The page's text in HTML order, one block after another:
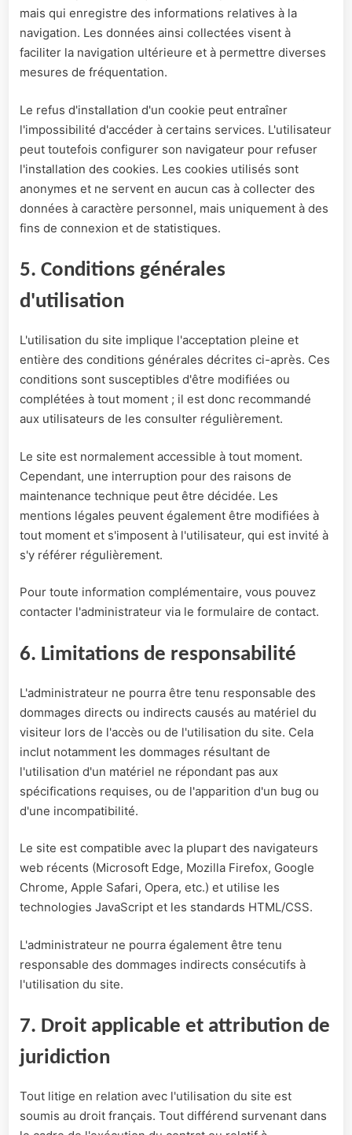
mais qui enregistre des informations relatives à la
navigation. Les données ainsi collectées visent à
faciliter la navigation ultérieure et à permettre diverses
mesures de fréquentation.
Le refus d'installation d'un cookie peut entraîner
l'impossibilité d'accéder à certains services. L'utilisateur
peut toutefois configurer son navigateur pour refuser
l'installation des cookies. Les cookies utilisés sont
anonymes et ne servent en aucun cas à collecter des
données à caractère personnel, mais uniquement à des
fins de connexion et de statistiques.
5. Conditions générales
d'utilisation
L'utilisation du site implique l'acceptation pleine et
entière des conditions générales décrites ci-après. Ces
conditions sont susceptibles d'être modifiées ou
complétées à tout moment ; il est donc recommandé
aux utilisateurs de les consulter régulièrement.
Le site est normalement accessible à tout moment.
Cependant, une interruption pour des raisons de
maintenance technique peut être décidée. Les
mentions légales peuvent également être modifiées à
tout moment et s'imposent à l'utilisateur, qui est invité à
s'y référer régulièrement.
Pour toute information complémentaire, vous pouvez
contacter l'administrateur via le formulaire de contact.
6. Limitations de responsabilité
L'administrateur ne pourra être tenu responsable des
dommages directs ou indirects causés au matériel du
visiteur lors de l'accès ou de l'utilisation du site. Cela
inclut notamment les dommages résultant de
l'utilisation d'un matériel ne répondant pas aux
spécifications requises, ou de l'apparition d'un bug ou
d'une incompatibilité.
Le site est compatible avec la plupart des navigateurs
web récents (Microsoft Edge, Mozilla Firefox, Google
Chrome, Apple Safari, Opera, etc.) et utilise les
technologies JavaScript et les standards HTML/CSS.
L'administrateur ne pourra également être tenu
responsable des dommages indirects consécutifs à
l'utilisation du site.
7. Droit applicable et attribution de
juridiction
Tout litige en relation avec l'utilisation du site est
soumis au droit français. Tout différend survenant dans